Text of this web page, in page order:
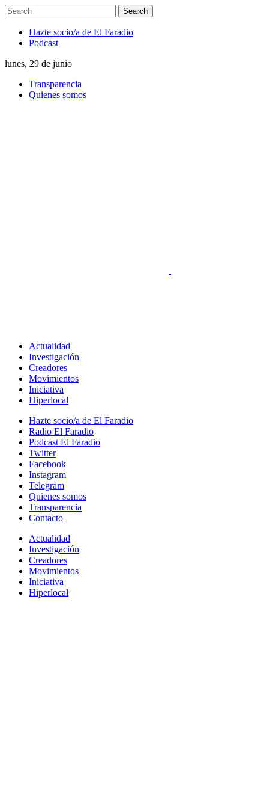
Hazte socio/a de El Faradio
Podcast
lunes, 29 de junio
Transparencia
Quienes somos
Actualidad
Investigación
Creadores
Movimientos
Iniciativa
Hiperlocal
Hazte socio/a de El Faradio
Radio El Faradio
Podcast El Faradio
Twitter
Facebook
Instagram
Telegram
Quienes somos
Transparencia
Contacto
Actualidad
Investigación
Creadores
Movimientos
Iniciativa
Hiperlocal